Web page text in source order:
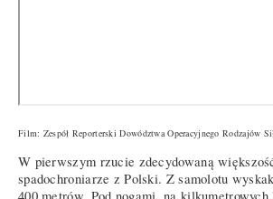
Film: Zespół Reporterski Dowództwa Operacyjnego Rodzajów
W pierwszym rzucie zdecydowaną
spadochroniarze z Polski. Z samolotu